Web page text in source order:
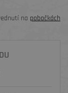
na pobočkách